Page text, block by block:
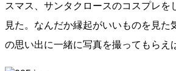
スマス、サンタクロースのコスプレを
見た。なんだか縁起がいいものを見た
の思い出に一緒に写真を撮ってもらえ